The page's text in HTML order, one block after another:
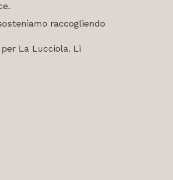
raccogliendo
La Lucciola. Li